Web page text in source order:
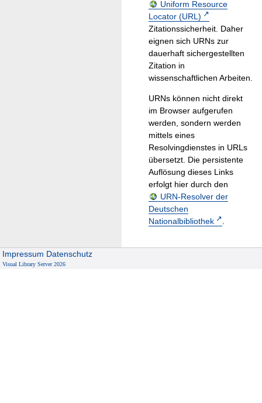
Uniform Resource
Locator (URL)
Zitationssicherheit. Daher
eignen sich URNs zur
dauerhaft sichergestellten
Zitation in
wissenschaftlichen Arbeiten.
URNs können nicht direkt
im Browser aufgerufen
werden, sondern werden
mittels eines
Resolvingdienstes in URLs
übersetzt. Die persistente
Auflösung dieses Links
erfolgt hier durch den
URN-Resolver der
Deutschen
Nationalbibliothek
.
Impressum Datenschutz
Visual Library Server 2026